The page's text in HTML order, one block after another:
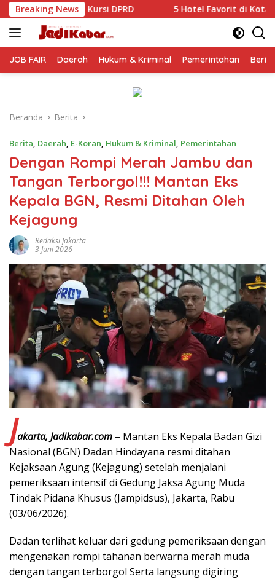
Langsung
ke
konten
Breaking News5 Hotel Favorit di Kota Batu dengan Rating
JOB FAIR Daerah Hukum & Kriminal Pemerintahan
Beranda Berita
Berita, Daerah, E-Koran, Hukum & Kriminal, Pemerintahan
Dengan Rompi Merah Jambu dan
Tangan Terborgol!!! Mantan Eks
Kepala BGN, Resmi Ditahan Oleh
Kejagung
Redaksi Jakarta
3 Juni 2026
Jakarta, Jadikabar.com – Mantan Eks Kepala Badan Gizi
Nasional (BGN) Dadan Hindayana resmi ditahan
Kejaksaan Agung (Kejagung) setelah menjalani
pemeriksaan intensif di Gedung Jaksa Agung Muda
Tindak Pidana Khusus (Jampidsus), Jakarta, Rabu
(03/06/2026).
Dadan terlihat keluar dari gedung pemeriksaan dengan
mengenakan rompi tahanan berwarna merah muda
dengan tangan terborgol Serta langsung digiring